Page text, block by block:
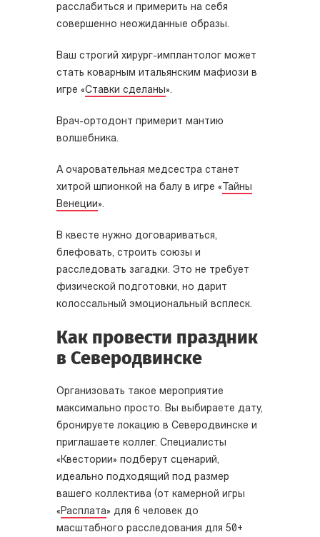
расслабиться и примерить на себя
совершенно неожиданные образы.
Ваш строгий хирург-имплантолог может
стать коварным итальянским мафиози в
игре «Ставки сделаны».
Врач-ортодонт примерит мантию
волшебника.
А очаровательная медсестра станет
хитрой шпионкой на балу в игре « Тайны
Венеции».
В квесте нужно договариваться,
блефовать, строить союзы и
расследовать загадки. Это не требует
физической подготовки, но дарит
колоссальный эмоциональный всплеск.
Как провести праздник
в Северодвинске
Организовать такое мероприятие
максимально просто. Вы выбираете дату,
бронируете локацию в Северодвинске и
приглашаете коллег. Специалисты
«Квестории» подберут сценарий,
идеально подходящий под размер
вашего коллектива (от камерной игры
« Расплата» для 6 человек до
масштабного расследования для 50+